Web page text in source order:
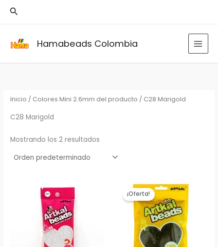
Buscar
Hamabeads Colombia
Inicio / Colores Mini 2.6mm del producto / C28 Marigold
C28 Marigold
Mostrando los 2 resultados
¡Oferta!